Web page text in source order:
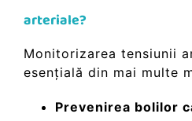
arteriale?
Monitorizarea tensiunii
esențială din mai multe
Prevenirea bolilor